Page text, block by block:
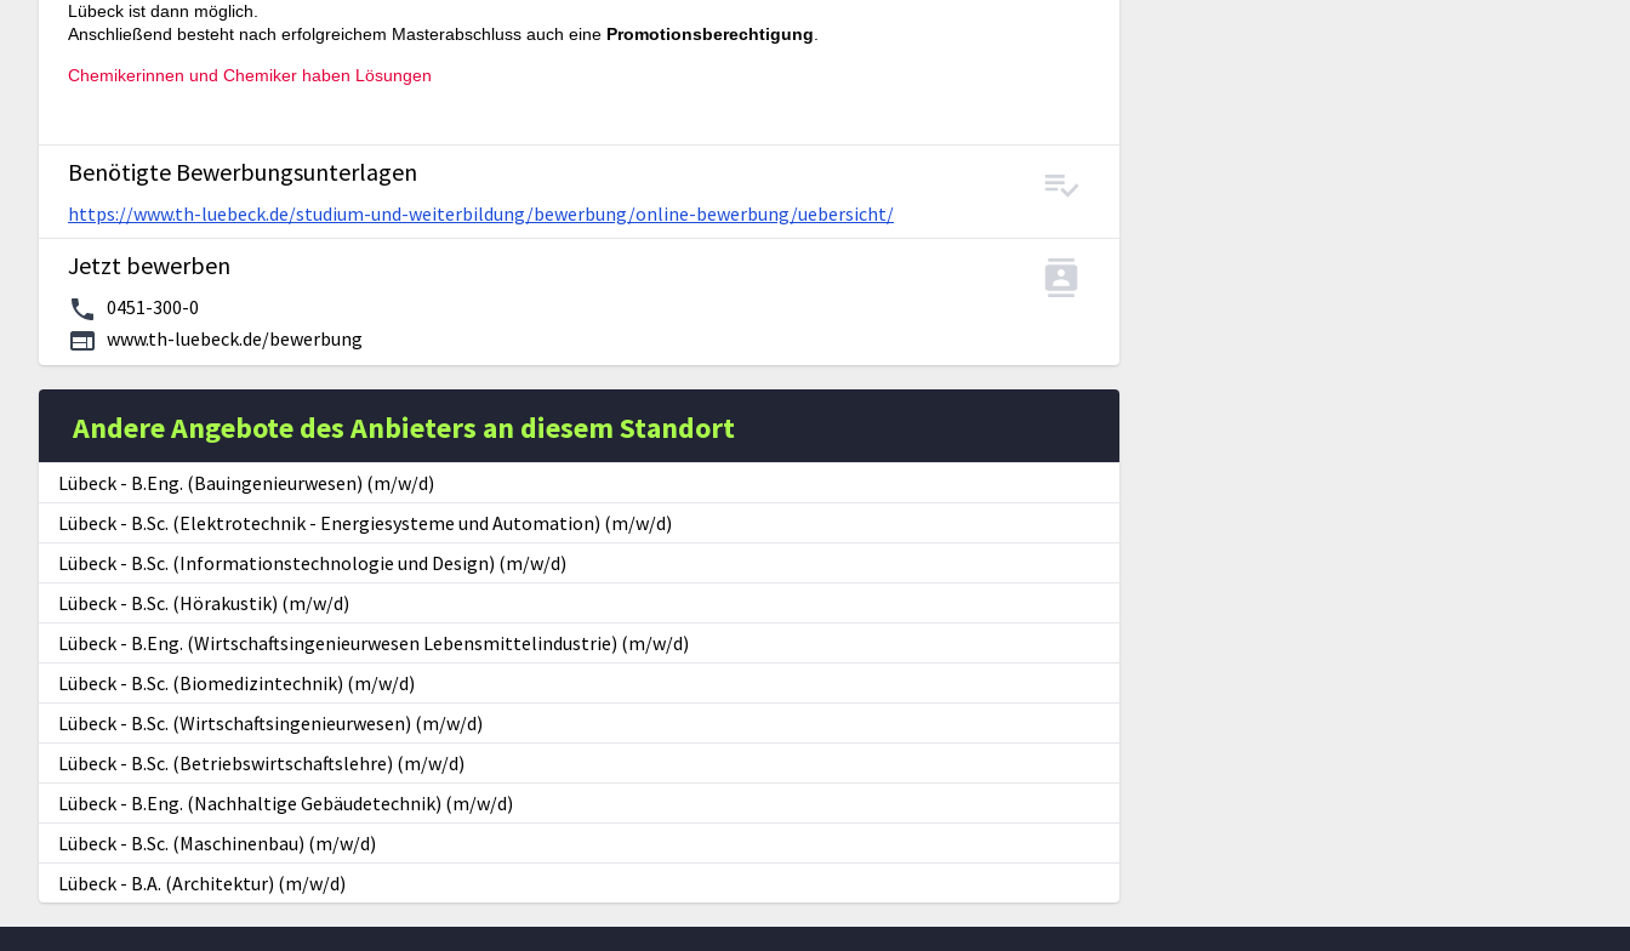
Lübeck ist dann möglich.
Anschließend besteht nach erfolgreichem Masterabschluss auch eine Promotionsberechtigung.
Chemikerinnen und Chemiker haben Lösungen
Benötigte Bewerbungsunterlagen
https://www.th-luebeck.de/studium-und-weiterbildung/bewerbung/online-bewerbung/uebersicht/
Jetzt bewerben
0451-300-0
www.th-luebeck.de/bewerbung
Andere Angebote des Anbieters an diesem Standort
Lübeck - B.Eng. (Bauingenieurwesen) (m/w/d)
Lübeck - B.Sc. (Elektrotechnik - Energiesysteme und Automation) (m/w/d)
Lübeck - B.Sc. (Informationstechnologie und Design) (m/w/d)
Lübeck - B.Sc. (Hörakustik) (m/w/d)
Lübeck - B.Eng. (Wirtschaftsingenieurwesen Lebensmittelindustrie) (m/w/d)
Lübeck - B.Sc. (Biomedizintechnik) (m/w/d)
Lübeck - B.Sc. (Wirtschaftsingenieurwesen) (m/w/d)
Lübeck - B.Sc. (Betriebswirtschaftslehre) (m/w/d)
Lübeck - B.Eng. (Nachhaltige Gebäudetechnik) (m/w/d)
Lübeck - B.Sc. (Maschinenbau) (m/w/d)
Lübeck - B.A. (Architektur) (m/w/d)